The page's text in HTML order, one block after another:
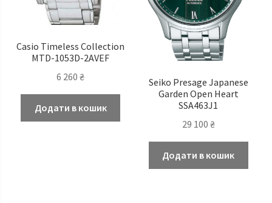
Casio Timeless Collection
MTD-1053D-2AVEF
6 260₴
Додати в кошик
Seiko Presage Japanese
Garden Open Heart
SSA463J1
29 100 ₴
Додати в кошик